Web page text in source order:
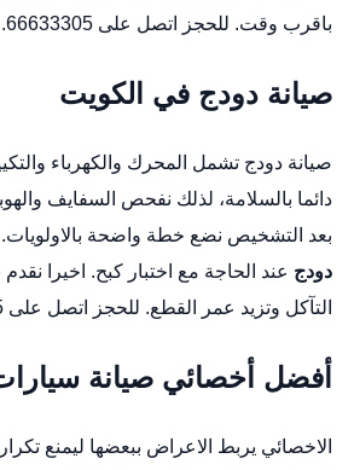
باقرب وقت. للحجز اتصل على 66633305.
صيانة دودج في الكويت
صيانة دودج تشمل المحرك والكهرباء
دائما بالسلامة، لذلك نفحص السفايف
بعد التشخيص نضع خطة واضحة بالاولويات.
دودج عند الحاجة مع اختبار كبح. اخيرا نقدم
التآكل وتزيد عمر القطع. للحجز اتصل على 66633305.
أفضل أخصائي صيانة
الاخصائي يربط الاعراض ببعضها ليمنع